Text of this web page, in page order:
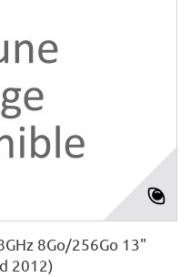
8Go/256Go 13"
2012)